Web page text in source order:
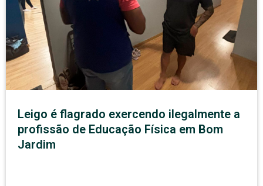
Leigo é flagrado exercendo ilegalmente a
profissão de Educação Física em Bom
Jardim